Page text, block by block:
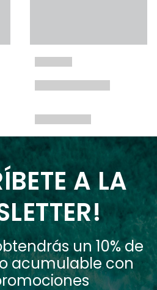
A LA
un 10% de
acumulable con